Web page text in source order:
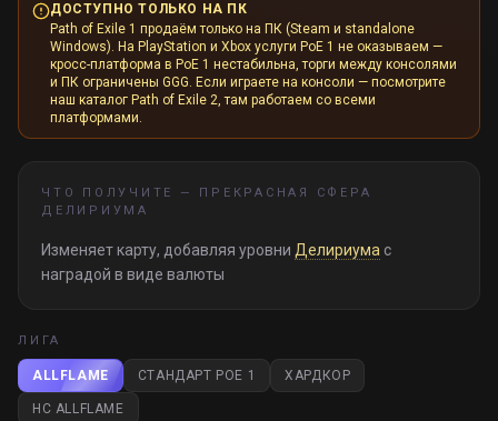
ДОСТУПНО ТОЛЬКО НА ПК
Path of Exile 1 продаём только на ПК (Steam и standalone
Windows). На PlayStation и Xbox услуги PoE 1 не оказываем —
кросс-платформа в PoE 1 нестабильна, торги между консолями
и ПК ограничены GGG. Если играете на консоли — посмотрите
наш каталог Path of Exile 2, там работаем со всеми
платформами.
ЧТО ПОЛУЧИТЕ — ПРЕКРАСНАЯ СФЕРА
ДЕЛИРИУМА
Изменяет карту, добавляя уровни Делириума с
наградой в виде валюты
ЛИГА
ALLFLAME СТАНДАРТ POE 1 ХАРДКОР
HC ALLFLAME